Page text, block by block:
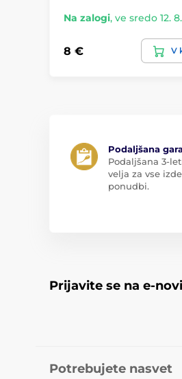
Na zalogi, ve sredo 12.
8 € V
Podaljšana
Podaljšana 3-
velja za vse
ponudbi.
Prijavite se na e-
Potrebujete nasvet